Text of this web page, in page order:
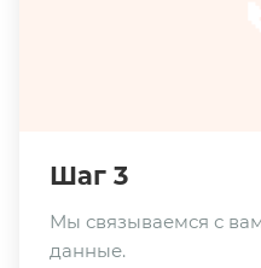
Шаг 3
Мы связываемся с
данные.